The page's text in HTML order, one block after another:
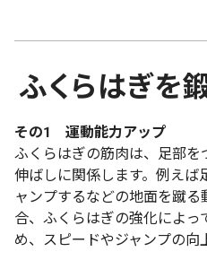
ふくらはぎを
その1 運動能力アップ
ふくらはぎの筋肉は、足部
伸ばしに関係します。例え
ャンプするなどの地面を蹴
合、ふくらはぎの強化によ
め、スピードやジャンプの向